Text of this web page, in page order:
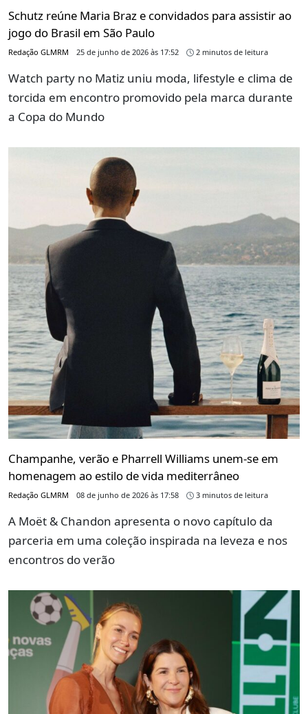
Schutz reúne Maria Braz e convidados para assistir ao
jogo do Brasil em São Paulo
Redação GLMRM 25 de junho de 2026 às 17:52 2 minutos de leitura
Watch party no Matiz uniu moda, lifestyle e clima de
torcida em encontro promovido pela marca durante
a Copa do Mundo
Champanhe, verão e Pharrell Williams unem-se em
homenagem ao estilo de vida mediterrâneo
Redação GLMRM 08 de junho de 2026 às 17:58 3 minutos de leitura
A Moët & Chandon apresenta o novo capítulo da
parceria em uma coleção inspirada na leveza e nos
encontros do verão